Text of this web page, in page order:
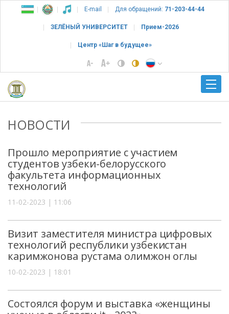
E-mail Для обращений: 71-203-44-44
ЗЕЛЁНЫЙ УНИВЕРСИТЕТ Прием-2026
Центр «Шаг в будущее»
НОВОСТИ
Прошло мероприятие с участием
студентов узбеки-белорусского
факультета информационных
технологий
11-02-2023 | 11:06
Визит заместителя министра цифровых
технологий республики узбекистан
каримжонова рустама олимжон оглы
10-02-2023 | 18:01
Состоялся форум и выставка «женщины